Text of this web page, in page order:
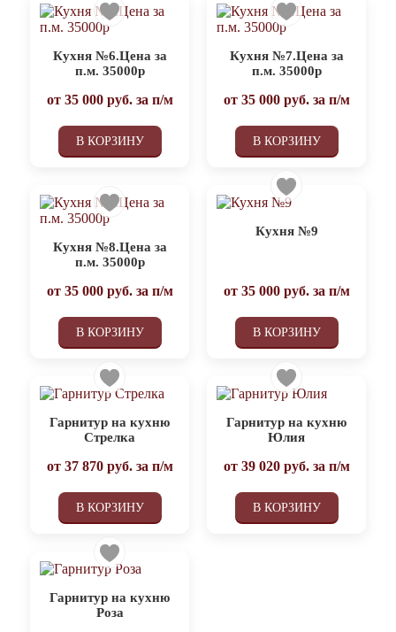
Кухня №6.Цена за
п.м. 35000р
от 35 000руб. за п/м
В КОРЗИНУ
Кухня №7.Цена за
п.м. 35000р
от 35 000руб. за п/м
В КОРЗИНУ
Кухня №8.Цена за
п.м. 35000р
от 35 000руб. за п/м
В КОРЗИНУ
Кухня №9
от 35 000руб. за п/м
В КОРЗИНУ
Гарнитур на кухню
Стрелка
от 37 870руб. за п/м
В КОРЗИНУ
Гарнитур на кухню
Юлия
от 39 020руб. за п/м
В КОРЗИНУ
Гарнитур на кухню
Роза